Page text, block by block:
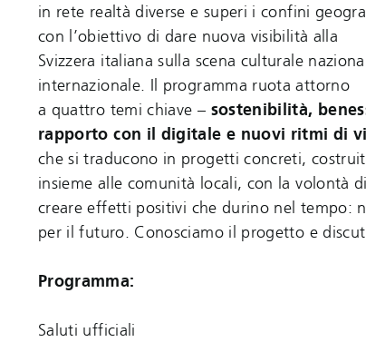
in rete realtà diverse e superi i confini
con l’obiettivo di dare nuova visibilità alla
Svizzera italiana sulla scena culturale
internazionale. Il programma ruota attorno
a quattro temi chiave – sostenibilità,
rapporto con il digitale e nuovi ritmi di
che si traducono in progetti concreti,
insieme alle comunità locali, con la volontà di
creare effetti positivi che durino nel tempo:
per il futuro. Conosciamo il progetto e
Programma:
Saluti ufficiali